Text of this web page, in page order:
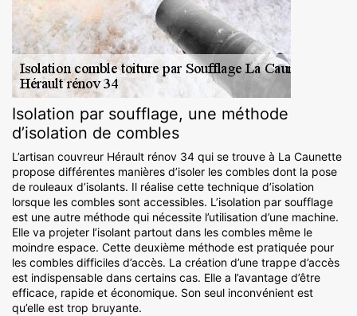
Isolation par soufflage, une méthode
d’isolation de combles
L’artisan couvreur Hérault rénov 34 qui se trouve à La Caunette
propose différentes manières d’isoler les combles dont la pose
de rouleaux d’isolants. Il réalise cette technique d’isolation
lorsque les combles sont accessibles. L’isolation par soufflage
est une autre méthode qui nécessite l’utilisation d’une machine.
Elle va projeter l’isolant partout dans les combles même le
moindre espace. Cette deuxième méthode est pratiquée pour
les combles difficiles d’accès. La création d’une trappe d’accès
est indispensable dans certains cas. Elle a l’avantage d’être
efficace, rapide et économique. Son seul inconvénient est
qu’elle est trop bruyante.